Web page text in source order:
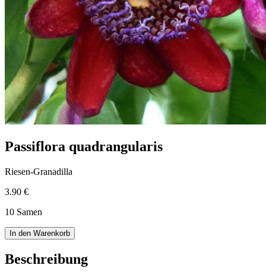
Passiflora quadrangularis
Riesen-Granadilla
3.90 €
10 Samen
In den Warenkorb
Beschreibung